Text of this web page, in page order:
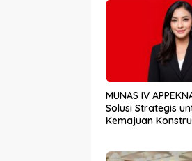
MUNAS IV
Solusi Strategis
Kemajuan